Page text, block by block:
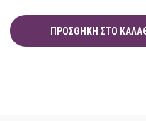
ΠΡΟΣΘΉΚΗ ΣΤΟ